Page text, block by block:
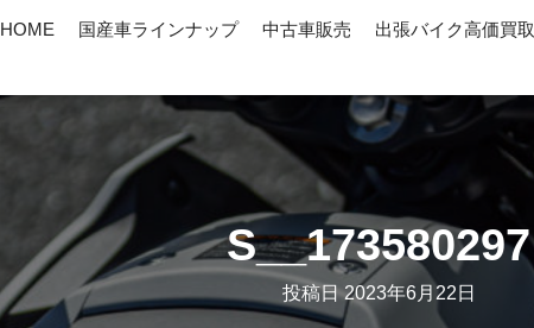
HOME 国産車ラインナップ 中古車販売 出張バイク高価買取
S__173580297
投稿日2023年6月22日